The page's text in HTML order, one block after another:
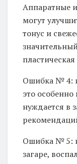
Аппаратные
могут
тонус и
Ошибка № 4:
это
нуждается в
Ошибка № 5:
загаре,